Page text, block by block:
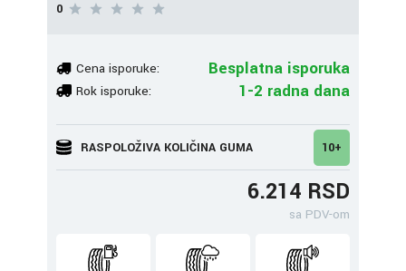
0
Cena isporuke: Besplatna isporuka
Rok isporuke: 1-2 radna dana
RASPOLOŽIVA KOLIČINA GUMA 10+
6.214 RSD
sa PDV-om